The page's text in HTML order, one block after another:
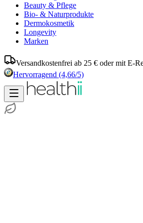
Beauty & Pflege
Bio- & Naturprodukte
Dermokosmetik
Longevity
Marken
Versandkostenfrei ab 25 € oder mit E-
Hervorragend (4,66/5)